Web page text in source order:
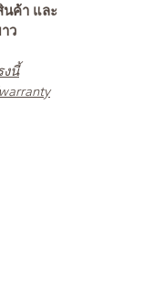
นค้า และ
ว
งนี้